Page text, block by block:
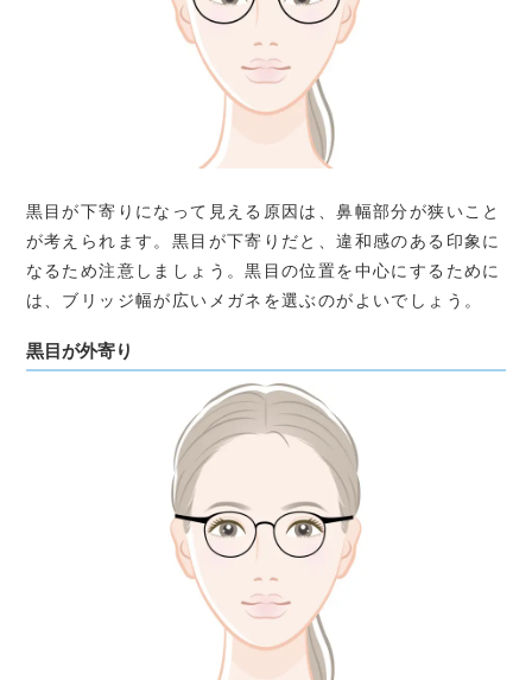
黒目が下寄りになって見える原因は、鼻幅部分が狭いこと
が考えられます。黒目が下寄りだと、違和感のある印象に
なるため注意しましょう。黒目の位置を中心にするために
は、ブリッジ幅が広いメガネを選ぶのがよいでしょう。
黒目が外寄り